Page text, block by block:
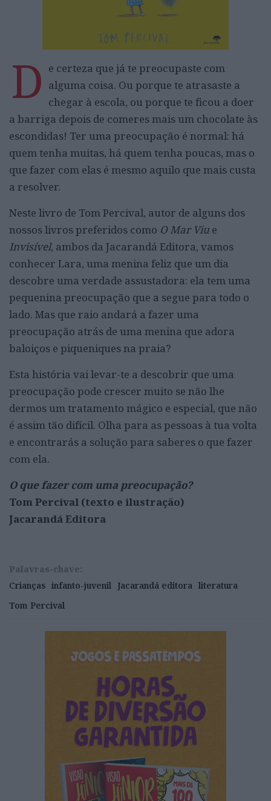
D e certeza que já te preocupaste com
alguma coisa. Ou porque te atrasaste a
chegar à escola, ou porque te ficou a doer
a barriga depois de comeres mais um chocolate às
escondidas! Ter uma preocupação é normal: há
quem tenha muitas, há quem tenha poucas, mas o
que fazer com elas é mesmo aquilo que mais custa
a resolver.
Neste livro de Tom Percival, autor de alguns dos
nossos livros preferidos como O Mar Viu e
Invisível, ambos da Jacarandá Editora, vamos
conhecer Lara, uma menina feliz que um dia
descobre uma verdade assustadora: ela tem uma
pequenina preocupação que a segue para todo o
lado. Mas que raio andará a fazer uma
preocupação atrás de uma menina que adora
baloiços e piqueniques na praia?
Esta história vai levar-te a descobrir que uma
preocupação pode crescer muito se não lhe
dermos um tratamento mágico e especial, que não
é assim tão difícil. Olha para as pessoas à tua volta
e encontrarás a solução para saberes o que fazer
com ela.
O que fazer com uma preocupação?
Tom Percival (texto e ilustração)
Jacarandá Editora
Palavras-chave:
Crianças infanto-juvenil Jacarandá editora literatura
Tom Percival